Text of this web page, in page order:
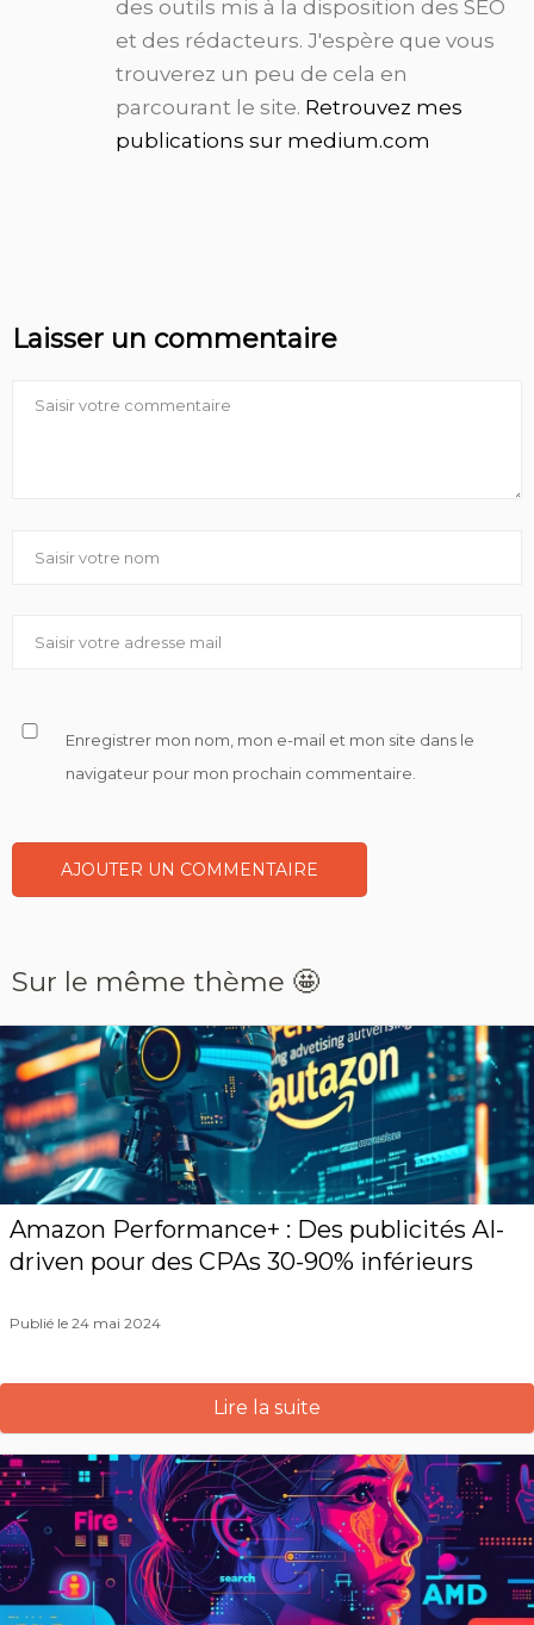
des outils mis à la disposition des SEO
et des rédacteurs. J'espère que vous
trouverez un peu de cela en
parcourant le site. Retrouvez mes
publications sur medium.com
Laisser un commentaire
Enregistrer mon nom, mon e-mail et mon site dans le
navigateur pour mon prochain commentaire.
Sur le même thème 🤩
Amazon Performance+ : Des publicités AI-
driven pour des CPAs 30-90% inférieurs
Publié le 24 mai 2024
Lire la suite